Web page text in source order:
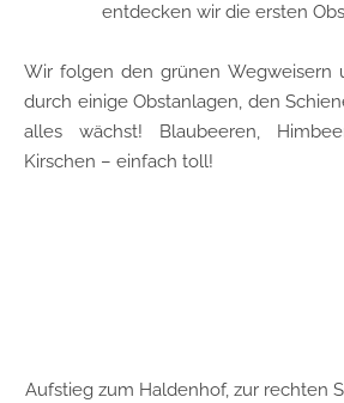
entdecken wir die ersten
Wir folgen den grünen Wegweisern
durch einige Obstanlagen, den
alles wächst! Blaubeeren,
Kirschen – einfach toll!
Aufstieg zum Haldenhof, zur rechten